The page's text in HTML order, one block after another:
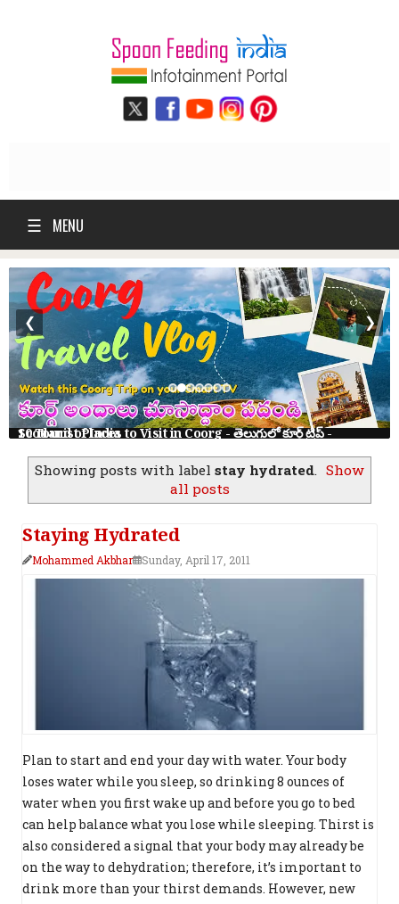
☰ MENU
10 Tourist Places to Visit in Coorg - తెలుగులో కూర్గ్ ట్రిప్ - Scotland of India
❮ ❯
Showing posts with label stay hydrated. Show
all posts
Staying Hydrated
Mohammed Akbhar Sunday, April 17, 2011
Plan to start and end your day with water. Your body
loses water while you sleep, so drinking 8 ounces of
water when you first wake up and before you go to bed
can help balance what you lose while sleeping. Thirst is
also considered a signal that your body may already be
on the way to dehydration; therefore, it’s important to
drink more than your thirst demands. However, new